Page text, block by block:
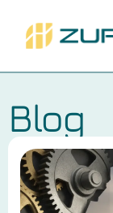
Blog